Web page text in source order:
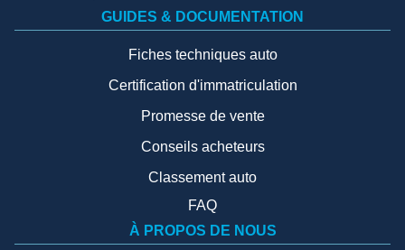
GUIDES & DOCUMENTATION
Fiches techniques auto
Certification d'immatriculation
Promesse de vente
Conseils acheteurs
Classement auto
FAQ
À PROPOS DE NOUS